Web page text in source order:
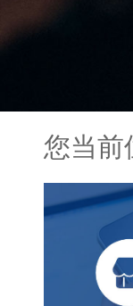
您当前